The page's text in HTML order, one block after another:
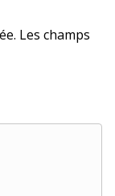
Les champs